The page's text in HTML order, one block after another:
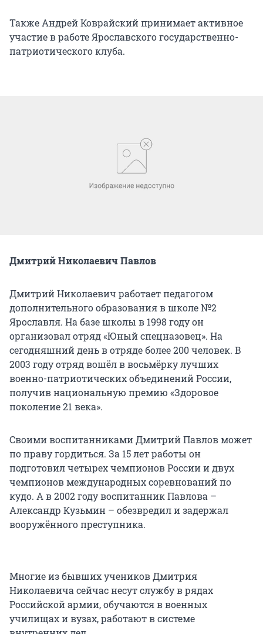
Также Андрей Коврайский принимает активное
участие в работе Ярославского государственно-
патриотического клуба.
Дмитрий Николаевич Павлов
Дмитрий Николаевич работает педагогом
дополнительного образования в школе №2
Ярославля. На базе школы в 1998 году он
организовал отряд «Юный спецназовец». На
сегодняшний день в отряде более 200 человек. В
2003 году отряд вошёл в восьмёрку лучших
военно-патриотических объединений России,
получив национальную премию «Здоровое
поколение 21 века».
Своими воспитанниками Дмитрий Павлов может
по праву гордиться. За 15 лет работы он
подготовил четырех чемпионов России и двух
чемпионов международных соревнований по
кудо. А в 2002 году воспитанник Павлова –
Александр Кузьмин – обезвредил и задержал
вооружённого преступника.
Многие из бывших учеников Дмитрия
Николаевича сейчас несут службу в рядах
Российской армии, обучаются в военных
училищах и вузах, работают в системе